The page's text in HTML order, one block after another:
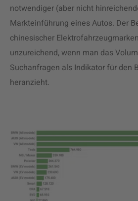
notwendiger (aber nicht
Markteinführung eines Autos. Der
chinesischer
unzureichend, wenn man das
Suchanfragen als Indikator für den
heranzieht.